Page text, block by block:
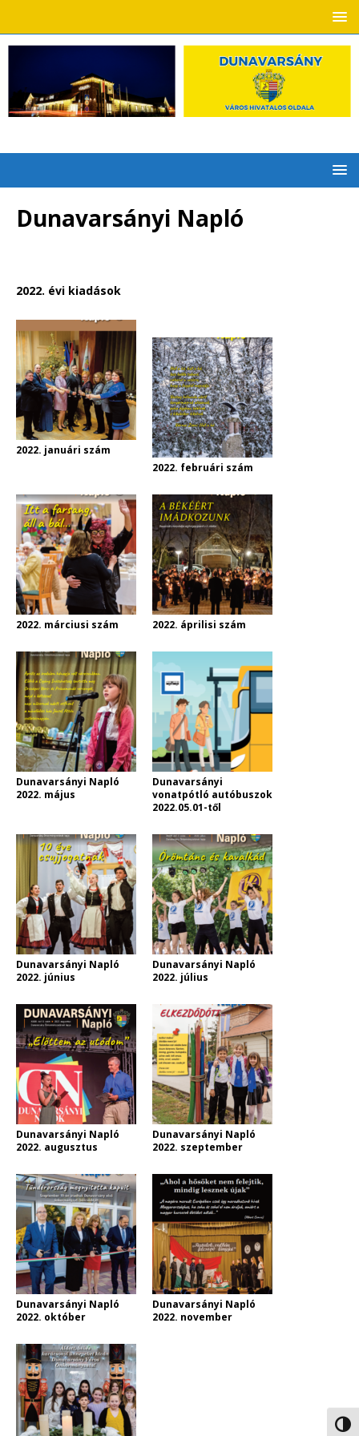
Dunavarsányi Napló
2022. évi kiadások
2022. januári szám
2022. februári szám
2022. márciusi szám 2022. áprilisi szám
Dunavarsányi Napló
2022. május
Dunavarsányi
vonatpótló autóbuszok
2022.05.01-től
Dunavarsányi Napló
2022. június
Dunavarsányi Napló
2022. július
Dunavarsányi Napló
2022. augusztus
Dunavarsányi Napló
2022. szeptember
Dunavarsányi Napló
2022. október
Dunavarsányi Napló
2022. november